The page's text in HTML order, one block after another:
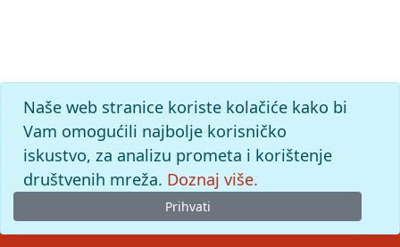
Naše web stranice koriste kolačiće kako bi
Vam omogućili najbolje korisničko
iskustvo, za analizu prometa i korištenje
društvenih mreža. Doznaj više.
Prihvati
© 2026Leksikografski zavodMiroslav Krleža